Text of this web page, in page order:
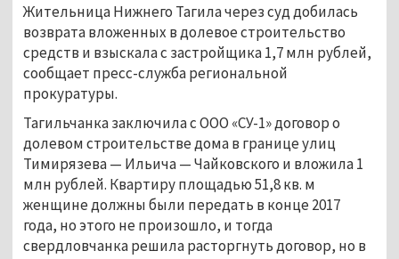
Жительница Нижнего Тагила через суд добилась
возврата вложенных в долевое строительство
средств и взыскала с застройщика 1,7 млн рублей,
сообщает пресс-служба региональной
прокуратуры.
Тагильчанка заключила с ООО «СУ-1» договор о
долевом строительстве дома в границе улиц
Тимирязева — Ильича — Чайковского и вложила 1
млн рублей. Квартиру площадью 51,8 кв. м
женщине должны были передать в конце 2017
года, но этого не произошло, и тогда
свердловчанка решила расторгнуть договор, но в